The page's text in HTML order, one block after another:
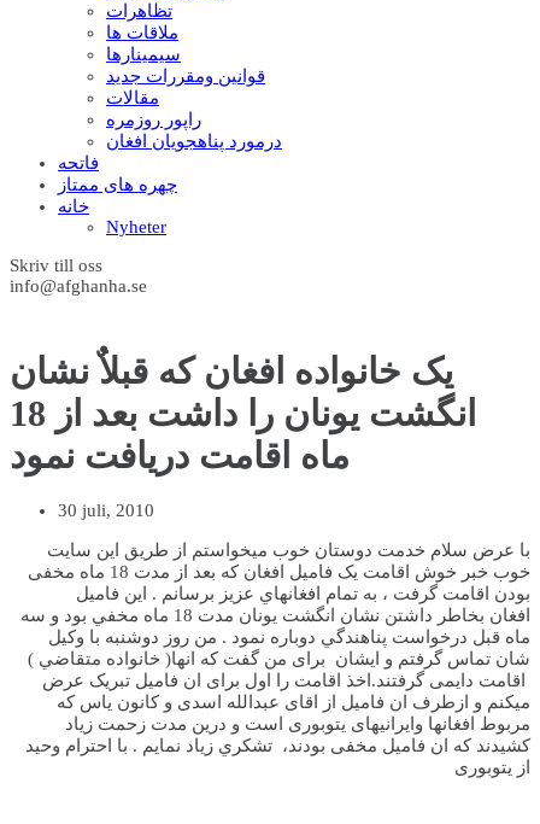
تظاهرات
ملاقات ها
سيمينارها
قوانين ومقررات جديد
مقالات
راپور روزمره
درمورد پناهجويان افغان
فاتحه
چهره های ممتاز
خانه
Nyheter
Skriv till oss
info@afghanha.se
يک خانواده افغان که قبلاٌ نشان
انگشت يونان را داشت بعد از 18
ماه اقامت دريافت نمود
30 juli, 2010
با عرض سلام خدمت دوستان خوب میخواستم از طریق این سایت
خوب خبر خوش اقامت يک فامیل افغان که بعد از مدت 18 ماه مخفی
بودن اقامت گرفت ، به تمام افغانهاي عزيز برسانم . اين فاميل
افغان بخاطر داشتن نشان انگشت یونان مدت 18 ماه مخفي بود و سه
ماه قبل درخواست پناهندگي دوباره نمود . من روز دوشنبه با وکیل
شان تماس گرفتم و ايشان برای من گفت که انها( خانواده متقاضي )
اقامت دایمی گرفتند.اخذ اقامت را اول برای ان فامیل تبریک عرض
میکنم و ازطرف ان فامیل از اقای عبدالله اسدی و کانون یاس که
مربوط افغانها وایرانیهای یتوبوری است و درين مدت زحمت زیاد
کشیدند که ان فامیل مخفی بودند، تشکري زیاد نمایم . با احترام وحید
از یتوبوری